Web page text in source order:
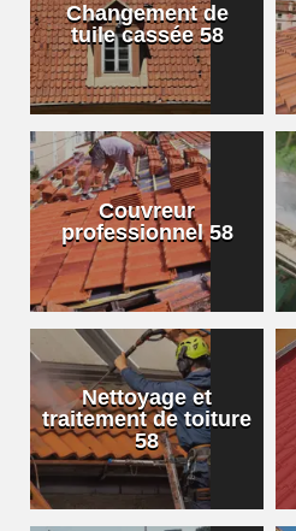
Changement de
tuile cassée 58
Couvreur
professionnel 58
Nettoyage et
traitement de toiture
58